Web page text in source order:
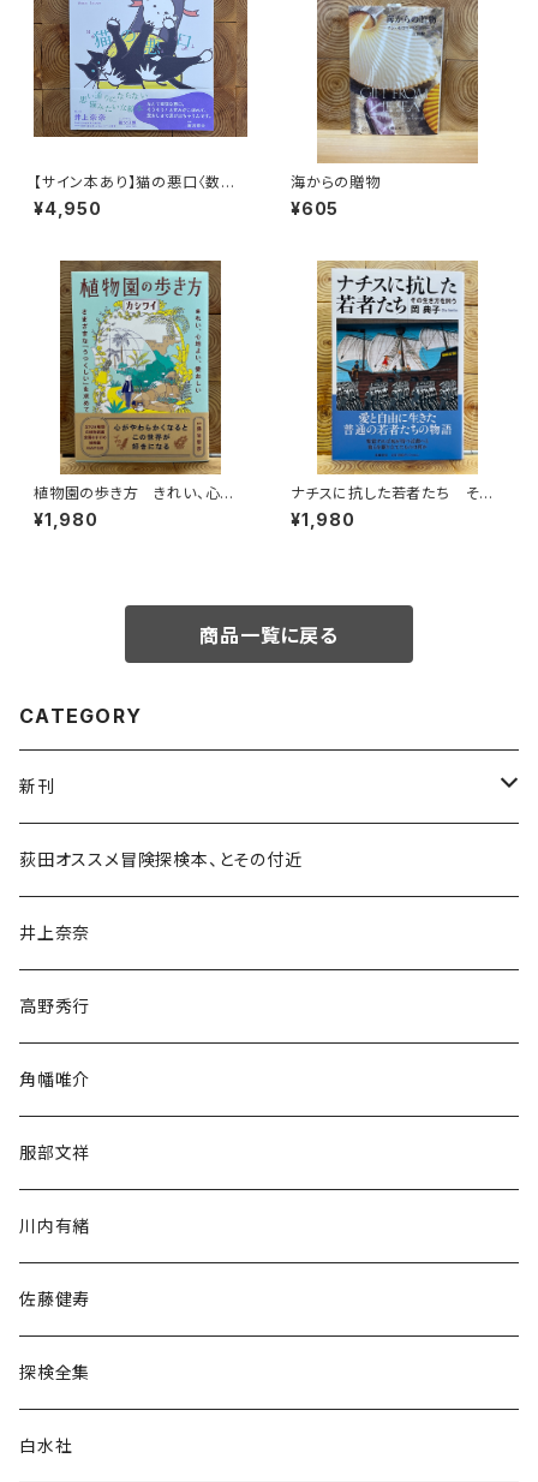
【サイン本あり】猫の悪口〈数量
限定・オリジナルトート付き〉
¥4,950
海からの贈物
¥605
植物園の歩き方 きれい、心地
よい、愛おしい さまざまな「うつ
くしい」を求めて
¥1,980
ナチスに抗した若者たち その
生き方を問う
¥1,980
商品一覧に戻る
CATEGORY
新刊
和書
文学・小説・物語
随筆・ノンフィクション・その他
民族・風習
言語・ことば
荻田オススメ冒険探検本、とその付近
井上奈奈
高野秀行
角幡唯介
服部文祥
川内有緒
佐藤健寿
探検全集
白水社